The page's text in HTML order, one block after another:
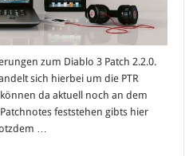
zum Diablo 3 Patch 2.2.0.
sich hierbei um die PTR
da aktuell noch an dem
feststehen gibts hier
…